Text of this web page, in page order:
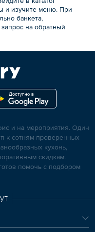
и изучите меню. При
банкета,
запрос на обратный
и на мероприятия. Один
к сотням проверенных
кухонь,
скидкам.
помочь с подбором